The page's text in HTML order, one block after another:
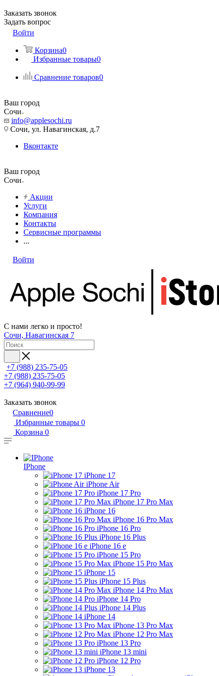
Заказать звонок
Задать вопрос
Войти
Корзина0
Избранные товары0
Сравнение товаров0
Ваш город
Сочи
info@applesochi.ru
Сочи, ул. Навагинская, д.7
Вконтакте
Ваш город
Сочи
Акции
Услуги
Компания
Контакты
Сервисные программы
...
Войти
С нами легко и просто!
Сочи, Навагинская 7
+7 (988) 235-75-05
+7 (988) 235-75-05
+7 (964) 940-99-99
Заказать звонок
Сравнение0
Избранные товары 0
Корзина 0
IPhone
iPhone 17
iPhone Air
iPhone 17 Pro
iPhone 17 Pro Max
iPhone 16
iPhone 16 Pro Max
iPhone 16 Pro
iPhone 16 Plus
iPhone 16 e
iPhone 15 Pro
iPhone 15 Pro Max
iPhone 15
iPhone 15 Plus
iPhone 14 Pro Max
iPhone 14 Pro
iPhone 14 Plus
iPhone 14
iPhone 13 Pro Max
iPhone 12 Pro Max
iPhone 13 Pro
iPhone 13 mini
iPhone 12 Pro
iPhone 13